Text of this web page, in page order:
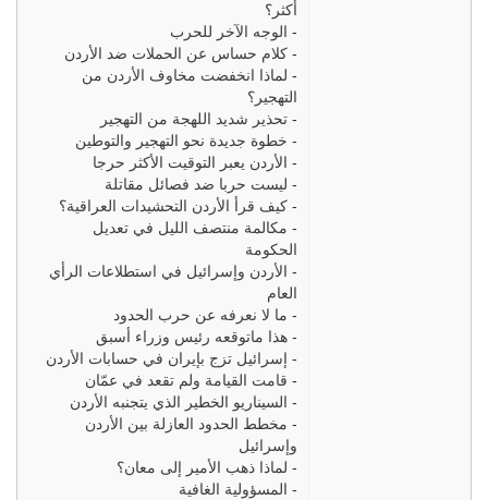
أكثر؟
- الوجه الآخر للحرب
- كلام حساس عن الحملات ضد الأردن
- لماذا انخفضت مخاوف الأردن من
التهجير؟
- تحذير شديد اللهجة من التهجير
- خطوة جديدة نحو التهجير والتوطين
- الأردن يعبر التوقيت الأكثر حرجا
- ليست حربا ضد فصائل مقاتلة
- كيف قرأ الأردن التحشيدات العراقية؟
- مكالمة منتصف الليل في تعديل
الحكومة
- الأردن وإسرائيل في استطلاعات الرأي
العام
- ما لا نعرفه عن حرب الحدود
- هذا ماتوقعه رئيس وزراء أسبق
- إسرائيل تزج بإيران في حسابات الأردن
- قامت القيامة ولم تقعد في عمّان
- السيناريو الخطير الذي يتجنبه الأردن
- مخطط الحدود العازلة بين الأردن
وإسرائيل
- لماذا ذهب الأمير إلى معان؟
- المسؤولية الغافية